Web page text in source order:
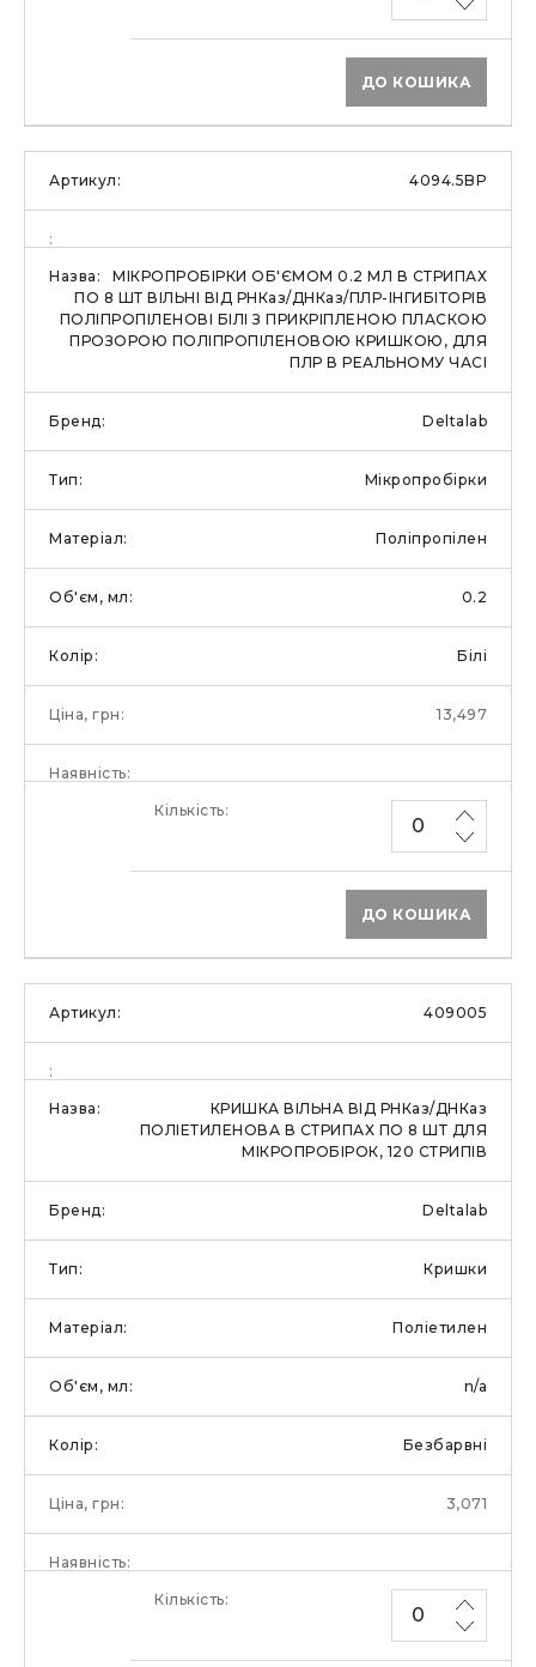
ДО КОШИКА
4094.5BP
МІКРОПРОБІРКИ ОБ'ЄМОМ 0.2 МЛ В СТРИПАХ
ПО 8 ШТ ВІЛЬНІ ВІД РНКаз/ДНКаз/ПЛР-ІНГИБІТОРІВ
ПОЛІПРОПІЛЕНОВІ БІЛІ З ПРИКРІПЛЕНОЮ ПЛАСКОЮ
ПРОЗОРОЮ ПОЛІПРОПІЛЕНОВОЮ КРИШКОЮ, ДЛЯ
ПЛР В РЕАЛЬНОМУ ЧАСІ
Deltalab
Мікропробірки
Поліпропілен
0.2
Білі
13,497
ДО КОШИКА
409005
КРИШКА ВІЛЬНА ВІД РНКаз/ДНКаз
ПОЛІЕТИЛЕНОВА В СТРИПАХ ПО 8 ШТ ДЛЯ
МІКРОПРОБІРОК, 120 СТРИПІВ
Deltalab
Кришки
Поліетилен
n/a
Безбарвні
3,071